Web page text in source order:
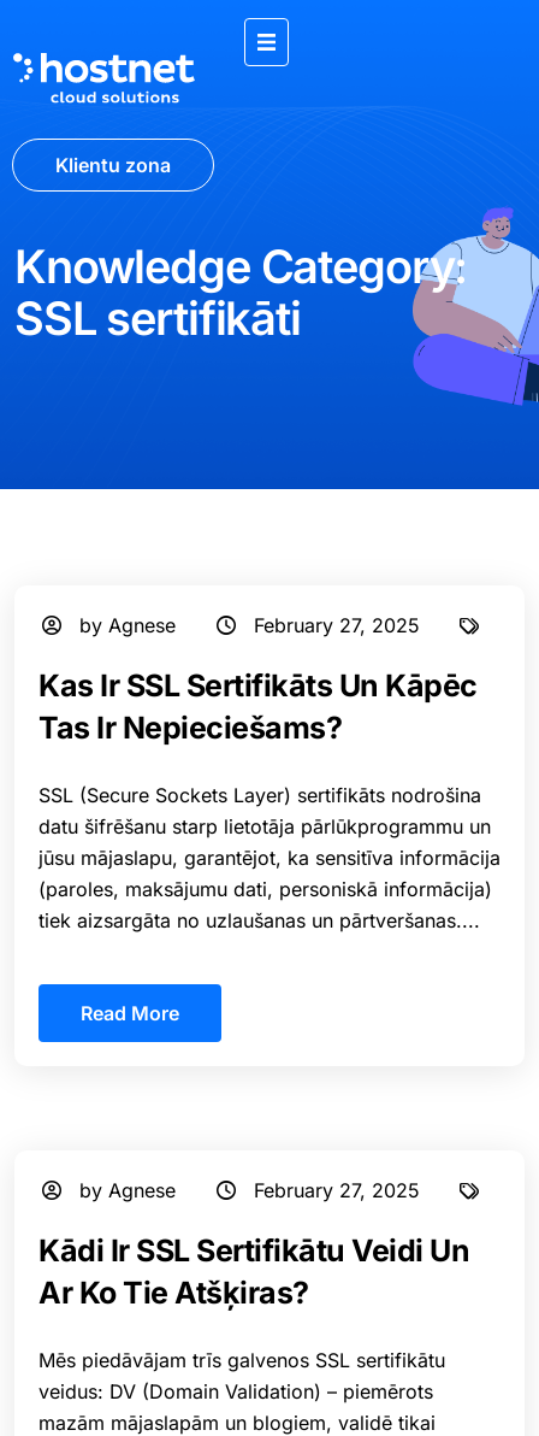
Klientu zona
Knowledge Category:
SSL sertifikāti
by Agnese February 27, 2025
Kas Ir SSL Sertifikāts Un Kāpēc
Tas Ir Nepieciešams?
SSL (Secure Sockets Layer) sertifikāts nodrošina
datu šifrēšanu starp lietotāja pārlūkprogrammu un
jūsu mājaslapu, garantējot, ka sensitīva informācija
(paroles, maksājumu dati, personiskā informācija)
tiek aizsargāta no uzlaušanas un pārtveršanas....
Read More
by Agnese February 27, 2025
Kādi Ir SSL Sertifikātu Veidi Un
Ar Ko Tie Atšķiras?
Mēs piedāvājam trīs galvenos SSL sertifikātu
veidus: DV (Domain Validation) – piemērots
mazām mājaslapām un blogiem, validē tikai